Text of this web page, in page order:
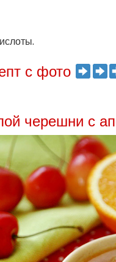
с фото
черешни с